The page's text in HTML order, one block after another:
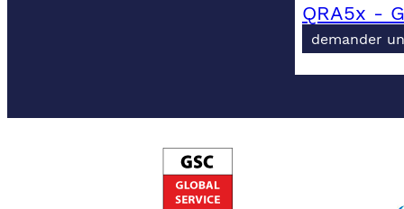
QRA5x -
demander